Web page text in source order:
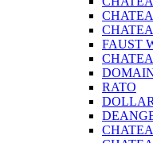
FAUST
RATO